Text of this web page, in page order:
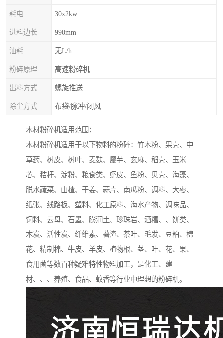
耗电 30x2kw
进料边长 990mm
油耗 无L/h
粉碎原理 高速粉碎机
出料方式 螺旋推送
除尘方式 布袋/脉冲/闭风
木材粉碎机适用范围：
木材粉碎机适用于以下物料的粉碎：竹木粉、果壳、中
草药、树皮、树叶、麦麸、魔芋、玄麻、稻壳、玉米
芯、秸杆、淀粉、粮食类、虾皮、鱼粉、贝壳、海藻、
脱水蔬菜、山楂、干姜、蒜片、南瓜粉、调料、大枣、
纸张、线路板、塑料、化工原料、海水产物、调味品、
饲料、云母、石墨、膨润土、珍珠岩、酒糟、、饼类、
木炭、活性炭、纤维素、薯渣、茶叶、毛发、豆粕、棉
花、精制棉、牛皮、羊皮、植物根、茎、叶、花、果、
食用菌等数百种疑难特性物料加工，是化工、建
材、、、养殖、食品、蚊香等行业中理想的粉碎机。